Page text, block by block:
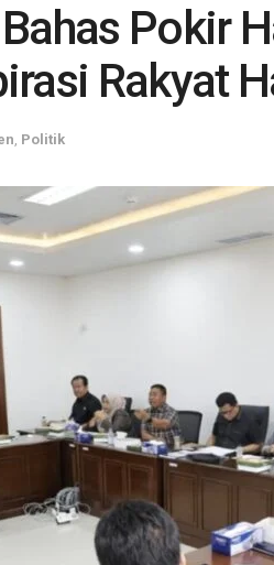
Pokir
Rakyat
Politik